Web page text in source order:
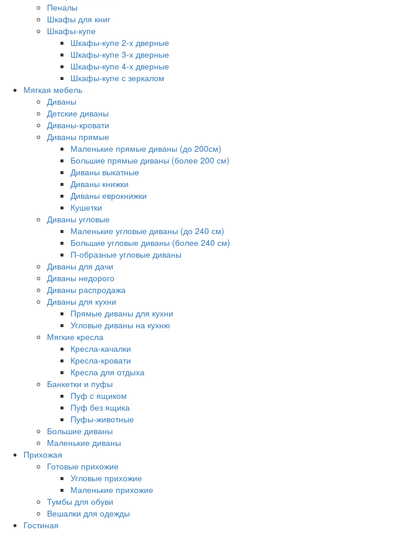
Пеналы
Шкафы для книг
Шкафы-купе
Шкафы-купе 2-х дверные
Шкафы-купе 3-х дверные
Шкафы-купе 4-х дверные
Шкафы-купе с зеркалом
Мягкая мебель
Диваны
Детские диваны
Диваны-кровати
Диваны прямые
Маленькие прямые диваны (до 200см)
Большие прямые диваны (более 200 см)
Диваны выкатные
Диваны книжки
Диваны еврокнижки
Кушетки
Диваны угловые
Маленькие угловые диваны (до 240 см)
Большие угловые диваны (более 240 см)
П-образные угловые диваны
Диваны для дачи
Диваны недорого
Диваны распродажа
Диваны для кухни
Прямые диваны для кухни
Угловые диваны на кухню
Мягкие кресла
Кресла-качалки
Кресла-кровати
Кресла для отдыха
Банкетки и пуфы
Пуф с ящиком
Пуф без ящика
Пуфы-животные
Большие диваны
Маленькие диваны
Прихожая
Готовые прихожие
Угловые прихожие
Маленькие прихожие
Тумбы для обуви
Вешалки для одежды
Гостиная